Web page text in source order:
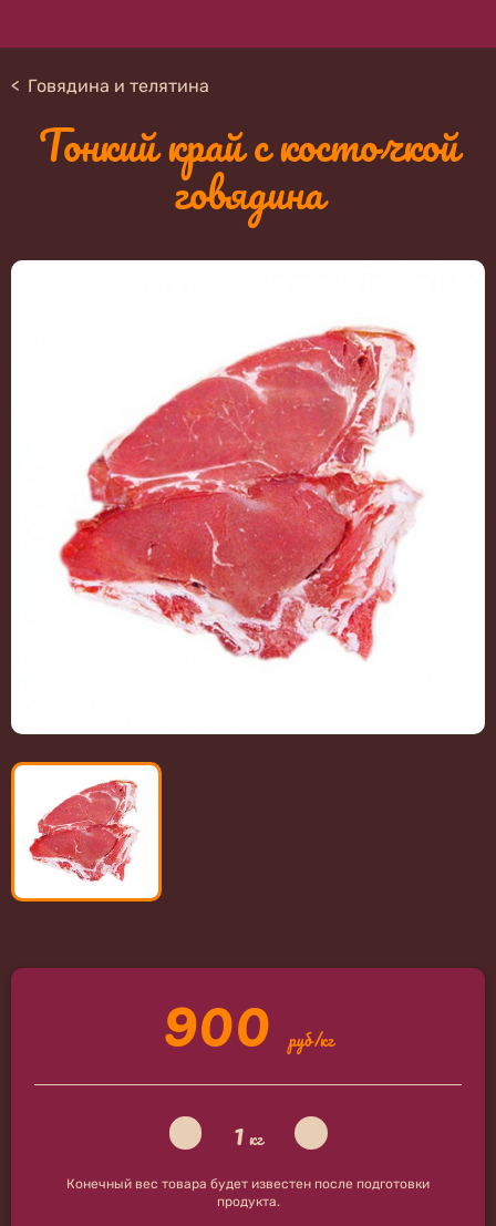
Говядина и телятина
Тонкий край с косточкой
говядина
900 руб/кг
1 кг
Конечный вес товара будет известен после подготовки
продукта.